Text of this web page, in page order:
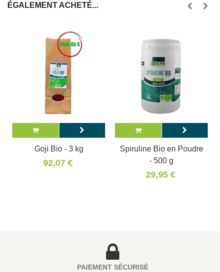
ÉGALEMENT ACHETÉ...
Goji Bio - 3 kg
92,07 €
Spiruline Bio en Poudre
- 500 g
29,95 €
PAIEMENT SÉCURISÉ